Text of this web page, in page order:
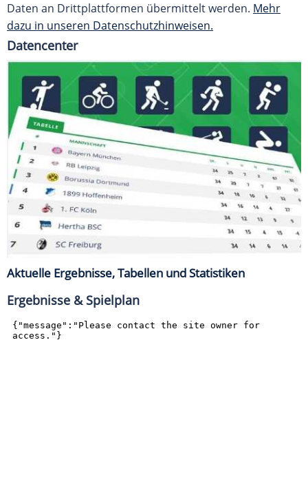
Daten an Drittplattformen übermittelt werden. Mehr
dazu in unseren Datenschutzhinweisen.
Datencenter
Aktuelle Ergebnisse, Tabellen und Statistiken
Ergebnisse & Spielplan